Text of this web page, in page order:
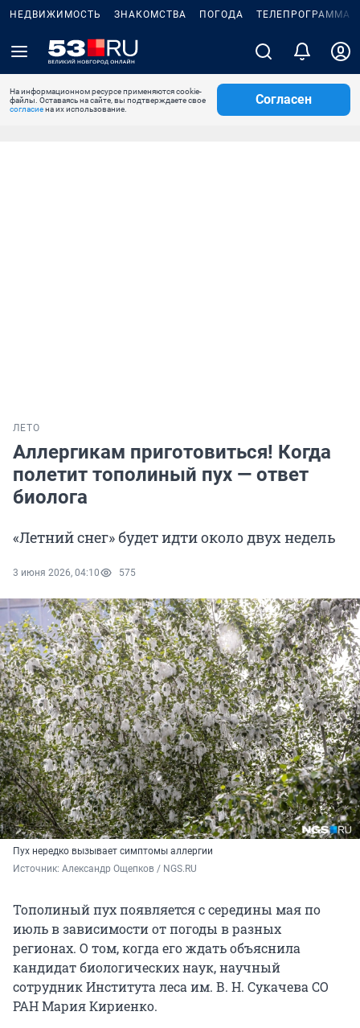
НЕДВИЖИМОСТЬ ЗНАКОМСТВА ПОГОДА ТЕЛЕПРОГРАММА
На информационном ресурсе применяются cookie-
файлы. Оставаясь на сайте, вы подтверждаете свое
согласиена их использование.
Согласен
ЛЕТО
Аллергикам приготовиться! Когда
полетит тополиный пух — ответ
биолога
«Летний снег» будет идти около двух недель
3 июня 2026, 04:10 575
Пух нередко вызывает симптомы аллергии
Источник: Александр Ощепков / NGS.RU
Тополиный пух появляется с середины мая по
июль в зависимости от погоды в разных
регионах. О том, когда его ждать объяснила
кандидат биологических наук, научный
сотрудник Института леса им. В. Н. Сукачева СО
РАН Мария Кириенко.